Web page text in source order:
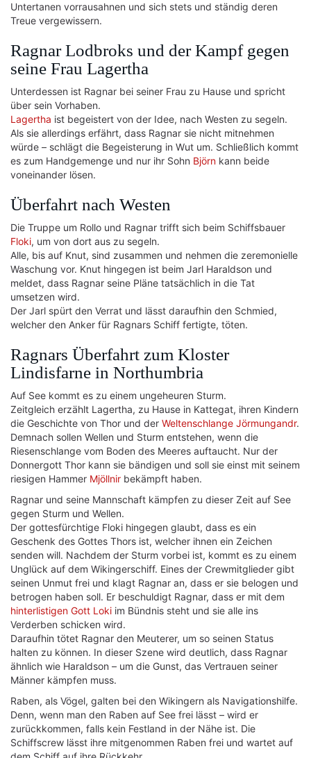
Untertanen vorrausahnen und sich stets und ständig deren
Treue vergewissern.
Ragnar Lodbroks und der Kampf gegen
seine Frau Lagertha
Unterdessen ist Ragnar bei seiner Frau zu Hause und spricht
über sein Vorhaben.
Lagertha ist begeistert von der Idee, nach Westen zu segeln.
Als sie allerdings erfährt, dass Ragnar sie nicht mitnehmen
würde – schlägt die Begeisterung in Wut um. Schließlich kommt
es zum Handgemenge und nur ihr Sohn Björn kann beide
voneinander lösen.
Überfahrt nach Westen
Die Truppe um Rollo und Ragnar trifft sich beim Schiffsbauer
Floki, um von dort aus zu segeln.
Alle, bis auf Knut, sind zusammen und nehmen die zeremonielle
Waschung vor. Knut hingegen ist beim Jarl Haraldson und
meldet, dass Ragnar seine Pläne tatsächlich in die Tat
umsetzen wird.
Der Jarl spürt den Verrat und lässt daraufhin den Schmied,
welcher den Anker für Ragnars Schiff fertigte, töten.
Ragnars Überfahrt zum Kloster
Lindisfarne in Northumbria
Auf See kommt es zu einem ungeheuren Sturm.
Zeitgleich erzählt Lagertha, zu Hause in Kattegat, ihren Kindern
die Geschichte von Thor und der Weltenschlange Jörmungandr.
Demnach sollen Wellen und Sturm entstehen, wenn die
Riesenschlange vom Boden des Meeres auftaucht. Nur der
Donnergott Thor kann sie bändigen und soll sie einst mit seinem
riesigen Hammer Mjöllnir bekämpft haben.
Ragnar und seine Mannschaft kämpfen zu dieser Zeit auf See
gegen Sturm und Wellen.
Der gottesfürchtige Floki hingegen glaubt, dass es ein
Geschenk des Gottes Thors ist, welcher ihnen ein Zeichen
senden will. Nachdem der Sturm vorbei ist, kommt es zu einem
Unglück auf dem Wikingerschiff. Eines der Crewmitglieder gibt
seinen Unmut frei und klagt Ragnar an, dass er sie belogen und
betrogen haben soll. Er beschuldigt Ragnar, dass er mit dem
hinterlistigen Gott Loki im Bündnis steht und sie alle ins
Verderben schicken wird.
Daraufhin tötet Ragnar den Meuterer, um so seinen Status
halten zu können. In dieser Szene wird deutlich, dass Ragnar
ähnlich wie Haraldson – um die Gunst, das Vertrauen seiner
Männer kämpfen muss.
Raben, als Vögel, galten bei den Wikingern als Navigationshilfe.
Denn, wenn man den Raben auf See frei lässt – wird er
zurückkommen, falls kein Festland in der Nähe ist. Die
Schiffscrew lässt ihre mitgenommen Raben frei und wartet auf